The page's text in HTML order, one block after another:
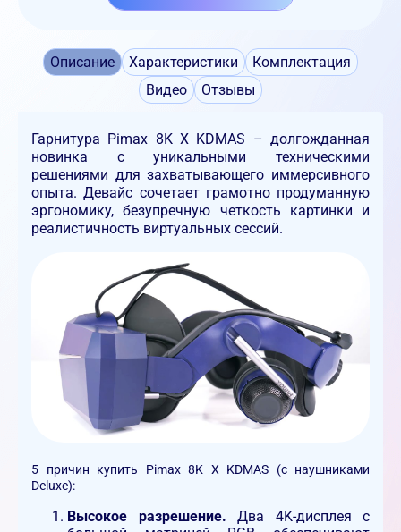
Описание Характеристики
Комплектация
Видео
Отзывы
Гарнитура Pimax 8K X KDMAS – долгожданная
новинка с уникальными техническими
решениями для захватывающего иммерсивного
опыта. Девайс сочетает грамотно продуманную
эргономику, безупречную четкость картинки и
реалистичность виртуальных сессий.
5 причин купить Pimax 8K X KDMAS (с наушниками
Deluxe):
Высокое разрешение. Два 4K-дисплея с